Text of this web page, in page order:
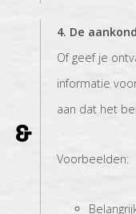
4. De
Of geef je
informatie
aan dat het
Voorbeelden: